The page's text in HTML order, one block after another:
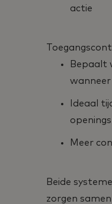
actie
Bepaalt
wanneer
Ideaal
Meer
Beide
zorgen